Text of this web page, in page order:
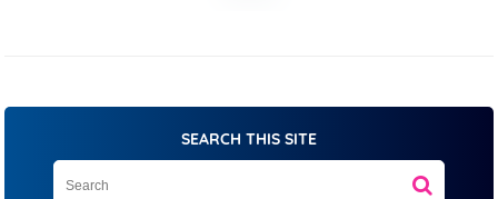
SEARCH THIS SITE